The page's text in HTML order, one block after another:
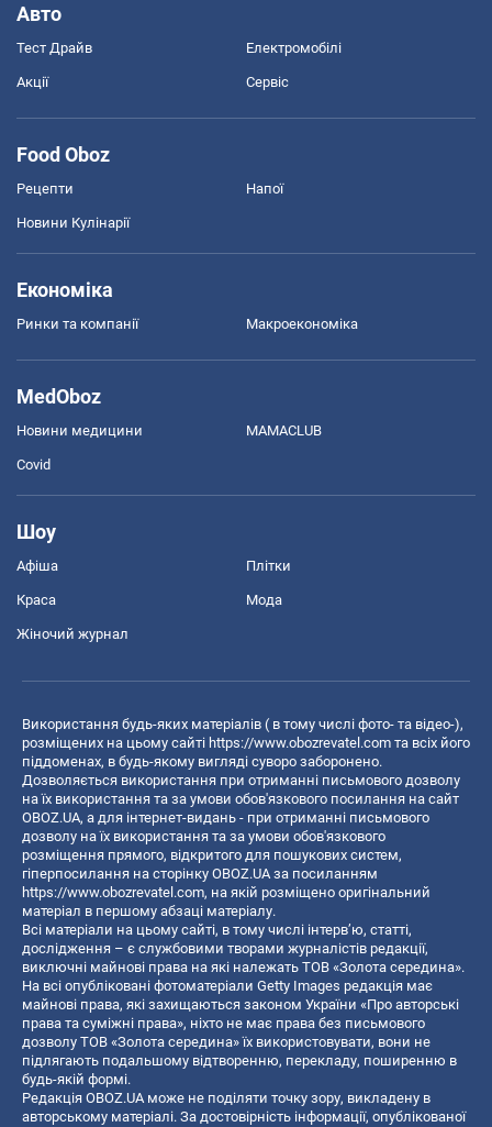
Авто
Тест Драйв Електромобілі
Акції Сервіс
Food Oboz
Рецепти Напої
Новини Кулінарії
Економіка
Ринки та компанії Макроекономіка
MedOboz
Новини медицини MAMACLUB
Covid
Шоу
Афіша Плітки
Краса Мода
Жіночий журнал
Використання будь-яких матеріалів ( в тому числі фото- та відео-),
розміщених на цьому сайті https://www.obozrevatel.com та всіх його
піддоменах, в будь-якому вигляді суворо заборонено.
Дозволяється використання при отриманні письмового дозволу
на їх використання та за умови обов'язкового посилання на сайт
OBOZ.UA, а для інтернет-видань - при отриманні письмового
дозволу на їх використання та за умови обов'язкового
розміщення прямого, відкритого для пошукових систем,
гіперпосилання на сторінку OBOZ.UA за посиланням
https://www.obozrevatel.com, на якій розміщено оригінальний
матеріал в першому абзаці матеріалу.
Всі матеріали на цьому сайті, в тому числі інтерв’ю, статті,
дослідження – є службовими творами журналістів редакції,
виключні майнові права на які належать ТОВ «Золота середина».
На всі опубліковані фотоматеріали Getty Images редакція має
майнові права, які захищаються законом України «Про авторські
права та суміжні права», ніхто не має права без письмового
дозволу ТОВ «Золота середина» їх використовувати, вони не
підлягають подальшому відтворенню, перекладу, поширенню в
будь-якій формі.
Редакція OBOZ.UA може не поділяти точку зору, викладену в
авторському матеріалі. За достовірність інформації, опублікованої